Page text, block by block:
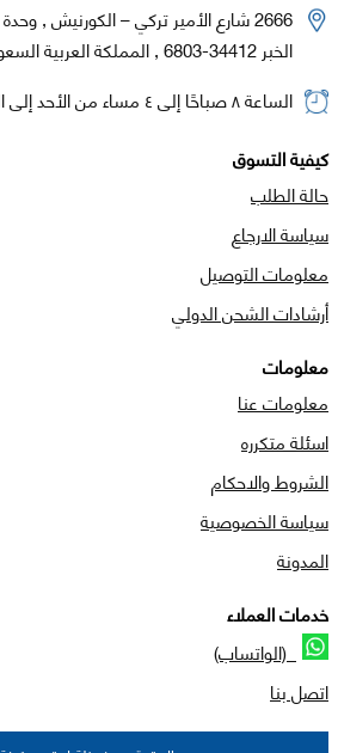
2666 شارع الأمير تركي – الكورنيش , وحدة رقم 102
الخبر 34412-6803 , المملكة العربية السعودية
الساعة ٨ صباحًا إلى ٤ مساء من الأحد إلى الخميس
كيفية التسوق
حالة الطلب
سياسة الارجاع
معلومات التوصيل
أرشادات الشحن الدولي
معلومات
معلومات عنا
اسئلة متكرره
الشروط والاحكام
سياسة الخصوصية
المدونة
خدمات العملاء
(الواتساب)
اتصل بنا